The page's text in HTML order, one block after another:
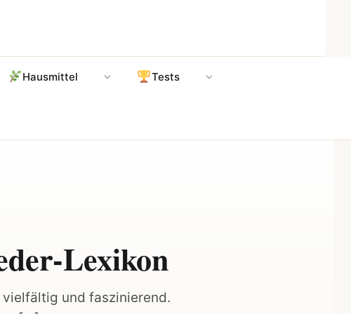
Hausmittel Tests
Lexikon
und faszinierend.